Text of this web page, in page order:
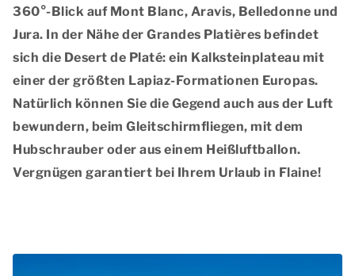
360°-Blick auf Mont Blanc, Aravis, Belledonne und
Jura. In der Nähe der Grandes Platières befindet
sich die Desert de Platé: ein Kalksteinplateau mit
einer der größten Lapiaz-Formationen Europas.
Natürlich können Sie die Gegend auch aus der Luft
bewundern, beim Gleitschirmfliegen, mit dem
Hubschrauber oder aus einem Heißluftballon.
Vergnügen garantiert bei Ihrem Urlaub in Flaine!